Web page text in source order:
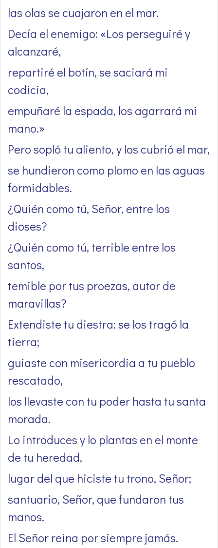
las olas se cuajaron en el mar.
Decía el enemigo: «Los perseguiré y
alcanzaré,
repartiré el botín, se saciará mi
codicia,
empuñaré la espada, los agarrará mi
mano.»
Pero sopló tu aliento, y los cubrió el mar,
se hundieron como plomo en las aguas
formidables.
¿Quién como tú, Señor, entre los
dioses?
¿Quién como tú, terrible entre los
santos,
temible por tus proezas, autor de
maravillas?
Extendiste tu diestra: se los tragó la
tierra;
guiaste con misericordia a tu pueblo
rescatado,
los llevaste con tu poder hasta tu santa
morada.
Lo introduces y lo plantas en el monte
de tu heredad,
lugar del que hiciste tu trono, Señor;
santuario, Señor, que fundaron tus
manos.
El Señor reina por siempre jamás.